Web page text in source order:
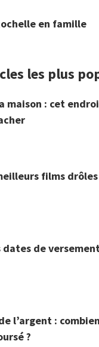
en famille
les plus
maison : cet
films
de
l’argent :
?